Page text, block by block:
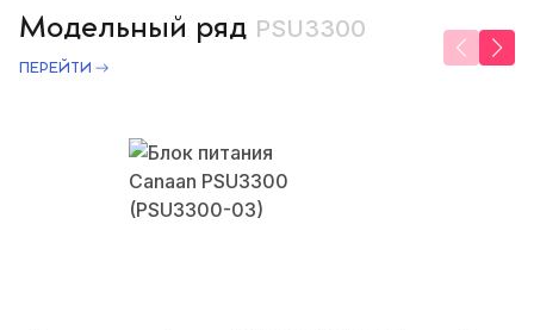
Модельный ряд PSU3300
ПЕРЕЙТИ